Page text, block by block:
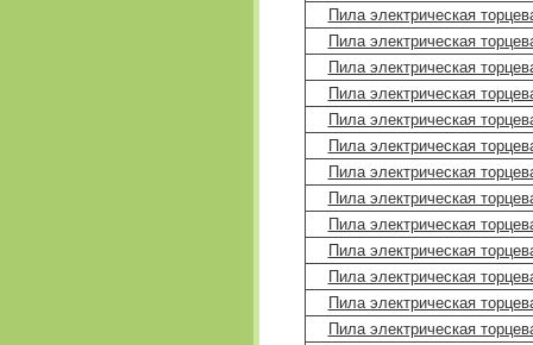
Пила электрическая
Пила электрическая
Пила электрическая
Пила электрическая
Пила электрическая
Пила электрическая
Пила электрическая
Пила электрическая
Пила электрическая
Пила электрическая
Пила электрическая
Пила электрическая
Пила электрическая